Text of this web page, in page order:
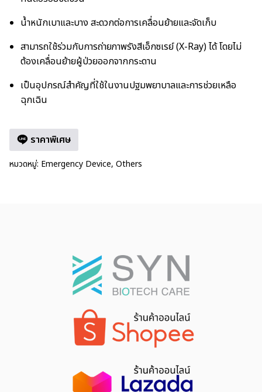
น้ำหนักเบาและบาง สะดวกต่อการเคลื่อนย้ายและจัดเก็บ
สามารถใช้ร่วมกับการถ่ายภาพรังสีเอ็กซเรย์ (X-Ray) ได้ โดยไม่
ต้องเคลื่อนย้ายผู้ป่วยออกจากกระดาน
เป็นอุปกรณ์สำคัญที่ใช้ในงานปฐมพยาบาลและการช่วยเหลือ
ฉุกเฉิน
ราคาพิเศษ
หมวดหมู่: Emergency Device, Others